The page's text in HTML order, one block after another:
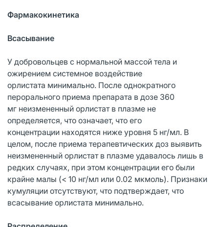
Фармакокинетика
Всасывание
У добровольцев с нормальной массой тела и
ожирением системное воздействие
орлистата минимально. После однократного
перорального приема препарата в дозе 360
мг неизмененный орлистат в плазме не
определяется, что означает, что его
концентрации находятся ниже уровня 5 нг/мл. В
целом, после приема терапевтических доз выявить
неизмененный орлистат в плазме удавалось лишь в
редких случаях, при этом концентрации его были
крайне малы (< 10 нг/мл или 0.02 мкмоль). Признаки
кумуляции отсутствуют, что подтверждает, что
всасывание орлистата минимально.